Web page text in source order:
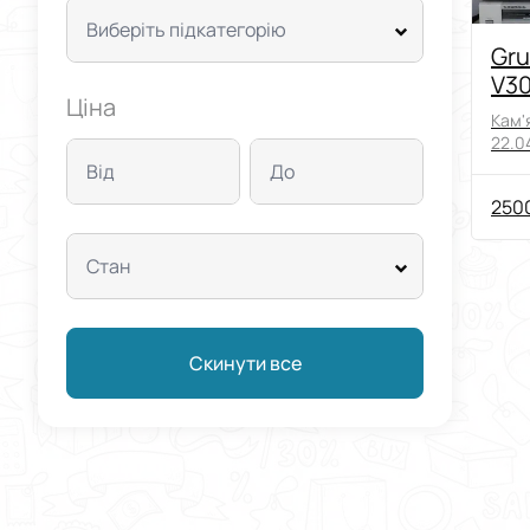
Виберіть підкатегорію
Ціна
Від До
Стан
Скинути все
а